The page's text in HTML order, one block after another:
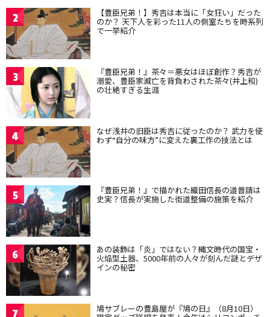
2 【豊臣兄弟！】秀吉は本当に「女狂い」だった
のか？ 天下人を彩った11人の側室たちを時系列
で一挙紹介
3 『豊臣兄弟！』茶々＝悪女はほぼ創作？秀吉が
溺愛、豊臣家滅亡を背負わされた茶々(井上和)
の壮絶すぎる生涯
4 なぜ浅井の旧臣は秀吉に従ったのか？ 武力を使
わず“自分の味方”に変えた裏工作の技法とは
5 『豊臣兄弟！』で描かれた織田信長の道普請は
史実？信長が実施した街道整備の施策を紹介
6 あの装飾は「炎」ではない？縄文時代の国宝・
火焔型土器、5000年前の人々が刻んだ謎とデザ
インの秘密
7 鳩サブレーの豊島屋が『鳩の日』（8月10日）